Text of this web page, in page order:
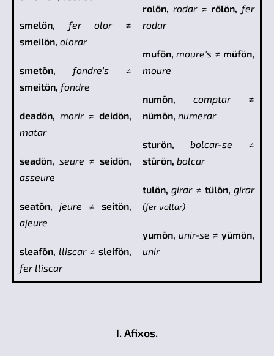
smelön, fer olor≠
smeilön, olorar
smetön, fondre's≠
smeitön, fondre
deadön, morir≠deidön,
matar
seadön, seure ≠seidön,
asseure
seatön, jeure ≠seitön,
ajeure
sleafön, lliscar ≠ sleifön,
fer lliscar
rolön, rodar≠ rölön,fer
rodar
mufön, moure's ≠ müfön,
moure
numön, comptar≠
nümön, numerar
sturön, bolcar-se ≠
stürön, bolcar
tulön, girar≠ tülön, girar
(fer voltar)
yumön, unir-se ≠ yümön,
unir
I. Afixos.